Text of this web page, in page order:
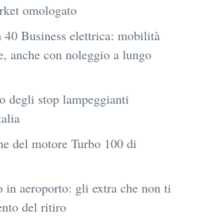
omologato
40 Business elettrica: mobilità
anche con noleggio a lungo
degli stop lampeggianti
del motore Turbo 100 di
in aeroporto: gli extra che non ti
del ritiro